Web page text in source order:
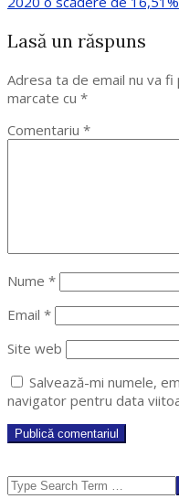
Lasă un răspuns
Adresa ta de email nu va fi
marcate cu *
Comentariu *
Nume *
Email *
Site web
Salvează-mi numele,
navigator pentru data
Search